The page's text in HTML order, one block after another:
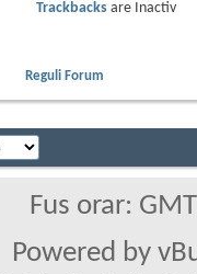
Trackbacksare
Inactiv
Reguli Forum
Fus orar:
Powered by